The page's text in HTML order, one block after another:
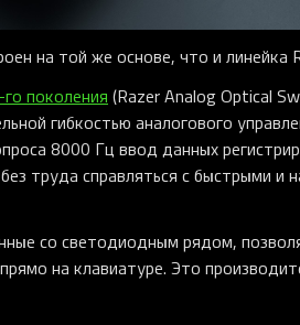
на той же основе, что и линейка
поколения (Razer Analog Optical
гибкостью аналогового
8000 Гц ввод данных
труда справляться с быстрыми и
со светодиодным рядом,
прямо на клавиатуре. Это